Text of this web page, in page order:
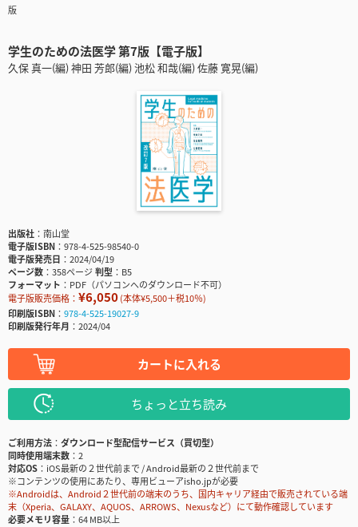
版
学生のための法医学 第7版【電子版】
久保 真一(編) 神田 芳郎(編) 池松 和哉(編) 佐藤 寛晃(編)
出版社
南山堂
電子版ISBN
978-4-525-98540-0
電子版発売日
2024/04/19
ページ数
358ページ判型
B5
フォーマット
PDF（パソコンへのダウンロード不可）
電子版販売価格： ¥6,050(本体¥5,500＋税10％)
印刷版ISBN
978-4-525-19027-9
印刷版発行年月
2024/04
カートに入れる
ちょっと立ち読み
ご利用方法
ダウンロード型配信サービス（買切型）
同時使用端末数
2
対応OS
iOS最新の２世代前まで / Android最新の２世代前まで
※コンテンツの使用にあたり、専用ビューアisho.jpが必要
※Androidは、Android２世代前の端末のうち、国内キャリア経由で販売されている端
末（Xperia、GALAXY、AQUOS、ARROWS、Nexusなど）にて動作確認しています
必要メモリ容量
64 MB以上